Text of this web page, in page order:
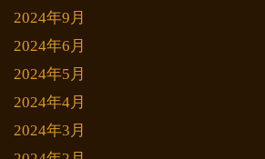
2024年9月
2024年6月
2024年5月
2024年4月
2024年3月